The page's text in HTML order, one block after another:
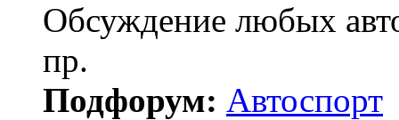
Обсуждение любых
пр.
Подфорум: Автоспорт